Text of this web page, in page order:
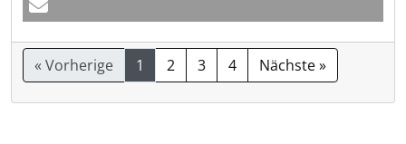
« Vorherige 1 2 3 4 Nächste »